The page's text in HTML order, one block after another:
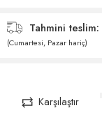
Tahmini teslim:
(Cumartesi, Pazar hariç)
Karşılaştır